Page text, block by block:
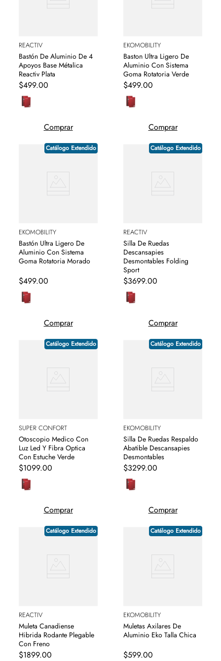
REACTIV
Bastón De Aluminio De 4
Apoyos Base Métalica
Reactiv Plata
$499.00
Comprar
EKOMOBILITY
Baston Ultra Ligero De
Aluminio Con Sistema
Goma Rotatoria Verde
$499.00
Comprar
Catálogo Extendido
EKOMOBILITY
Bastón Ultra Ligero De
Aluminio Con Sistema
Goma Rotatoria Morado
$499.00
Comprar
Catálogo Extendido
REACTIV
Silla De Ruedas
Descansapies
Desmontables Folding
Sport
$3699.00
Comprar
Catálogo Extendido
SUPER CONFORT
Otoscopio Medico Con
Luz Led Y Fibra Optica
Con Estuche Verde
$1099.00
Comprar
Catálogo Extendido
EKOMOBILITY
Silla De Ruedas Respaldo
Abatible Descansapies
Desmontables
$3299.00
Comprar
Catálogo Extendido
REACTIV
Muleta Canadiense
Hibrida Rodante Plegable
Con Freno
$1899.00
Catálogo Extendido
EKOMOBILITY
Muletas Axilares De
Aluminio Eko Talla Chica
$599.00